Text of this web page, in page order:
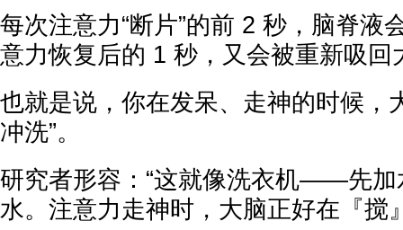
每次注意力“断片”的前 2 秒，脑脊液
意力恢复后的 1 秒，又会被重新吸回
也就是说，你在发呆、走神的时候，
冲洗”。
研究者形容：“这就像洗衣机——先加
水。注意力走神时，大脑正好在『搅